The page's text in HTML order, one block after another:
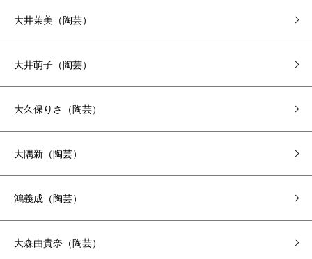
大井茉美（陶芸）
大井萌子（陶芸）
大久保りさ（陶芸）
大隅新（陶芸）
鴻義成（陶芸）
大森由貴奈（陶芸）